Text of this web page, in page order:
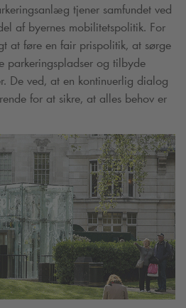
tjener samfundet ved
af byernes mobilitetspolitik. For
at føre en fair prispolitik, at sørge
parkeringspladser og tilbyde
De ved, at en kontinuerlig dialog
for at sikre, at alles behov er